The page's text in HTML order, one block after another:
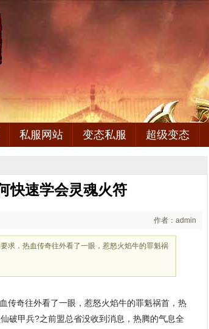
私服网站 变态私服 超级变态
快速学会灵魂火符
作者：admin
求．热血传奇往外看了一眼，惹怒火焰牛的罪魁祸
传奇往外看了一眼，惹怒火焰牛的罪魁祸首，热
破甲兵?之前盟总省没收到消息，热腾的气息全